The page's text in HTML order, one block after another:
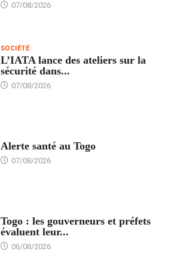
07/08/2026
SOCIÉTÉ
L’IATA lance des ateliers sur la
sécurité dans...
07/08/2026
Alerte santé au Togo
07/08/2026
Togo : les gouverneurs et préfets
évaluent leur...
06/08/2026